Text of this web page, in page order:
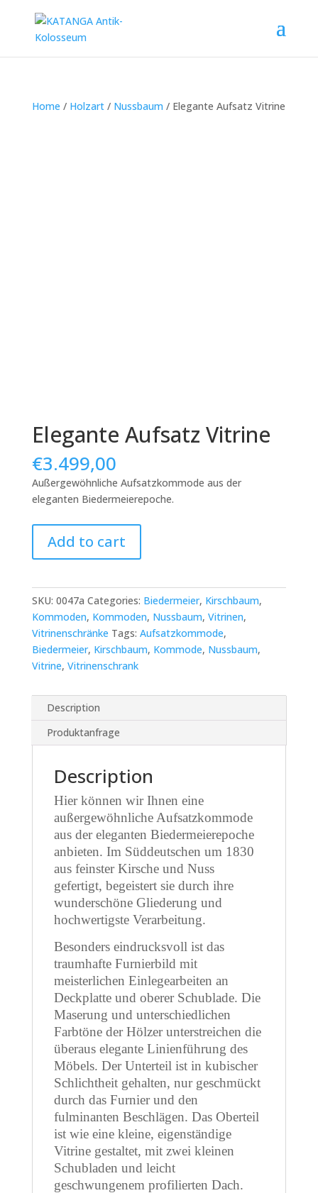
Home / Holzart/ Nussbaum / Elegante Aufsatz Vitrine
Elegante Aufsatz Vitrine
€3.499,00
Außergewöhnliche Aufsatzkommode aus der
eleganten Biedermeierepoche.
Aufsatz
Vitrine
Add to cart
SKU: 0047a Categories: Biedermeier, Kirschbaum,
Kommoden, Kommoden, Nussbaum, Vitrinen,
Vitrinenschränke Tags: Aufsatzkommode,
Biedermeier, Kirschbaum, Kommode, Nussbaum,
Vitrine, Vitrinenschrank
Description
Produktanfrage
Description
Hier können wir Ihnen eine
außergewöhnliche Aufsatzkommode
aus der eleganten Biedermeierepoche
anbieten. Im Süddeutschen um 1830
aus feinster Kirsche und Nuss
gefertigt, begeistert sie durch ihre
wunderschöne Gliederung und
hochwertigste Verarbeitung.
Besonders eindrucksvoll ist das
traumhafte Furnierbild mit
meisterlichen Einlegearbeiten an
Deckplatte und oberer Schublade. Die
Maserung und unterschiedlichen
Farbtöne der Hölzer unterstreichen die
überaus elegante Linienführung des
Möbels. Der Unterteil ist in kubischer
Schlichtheit gehalten, nur geschmückt
durch das Furnier und den
fulminanten Beschlägen. Das Oberteil
ist wie eine kleine, eigenständige
Vitrine gestaltet, mit zwei kleinen
Schubladen und leicht
geschwungenem profilierten Dach.